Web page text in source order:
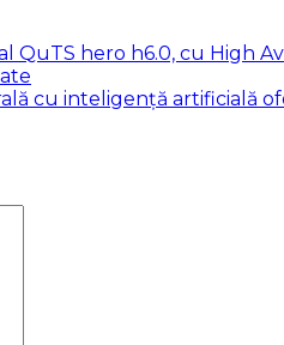
QuTS hero h6.0, cu High
cu inteligență artificială